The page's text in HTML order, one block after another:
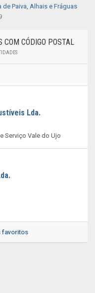
Paiva, Alhais e Fráguas
CÓDIGO POSTAL
Lda.
Serviço Vale do Ujo
favoritos